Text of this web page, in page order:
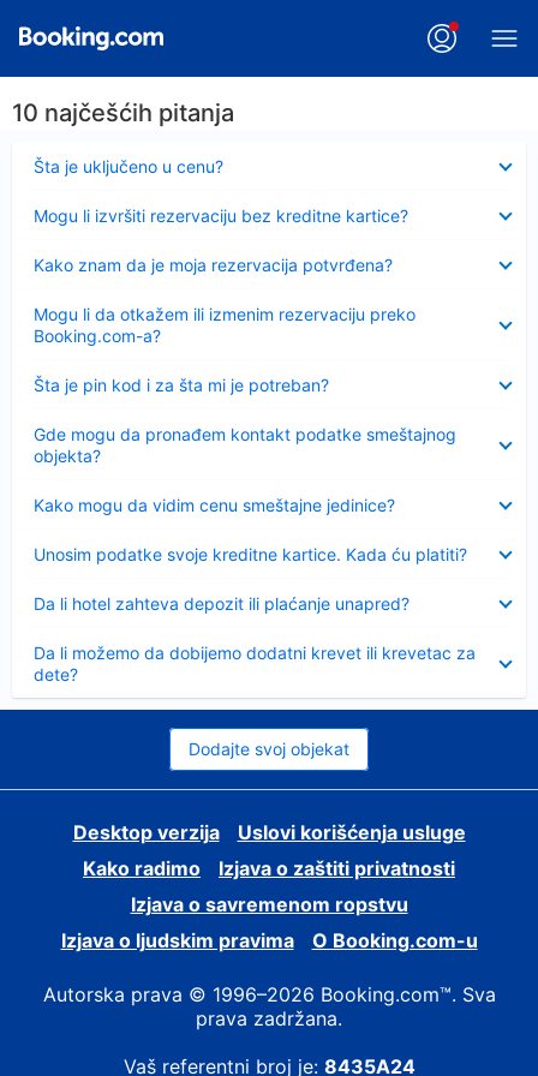
10 najčešćih pitanja
Šta je uključeno u cenu?
Sažeto
Mogu li izvršiti rezervaciju bez kreditne kartice?
Kako znam da je moja rezervacija potvrđena?
Mogu li da otkažem ili izmenim rezervaciju preko
Booking.com-a?
Šta je pin kod i za šta mi je potreban?
Sažeto
Gde mogu da pronađem kontakt podatke smeštajnog
objekta?
Kako mogu da vidim cenu smeštajne jedinice?
Unosim podatke svoje kreditne kartice. Kada ću platiti?
Da li hotel zahteva depozit ili plaćanje unapred?
Da li možemo da dobijemo dodatni krevet ili krevetac za
dete?
Dodajte svoj objekat
Desktop verzija
Uslovi korišćenja usluge
Kako radimo
Izjava o zaštiti privatnosti
Izjava o savremenom ropstvu
Izjava o ljudskim pravima
О Booking.com-u
Autorska prava © 1996–2026 Booking.com™. Sva
prava zadržana.
Vaš referentni broj je: 8435A24